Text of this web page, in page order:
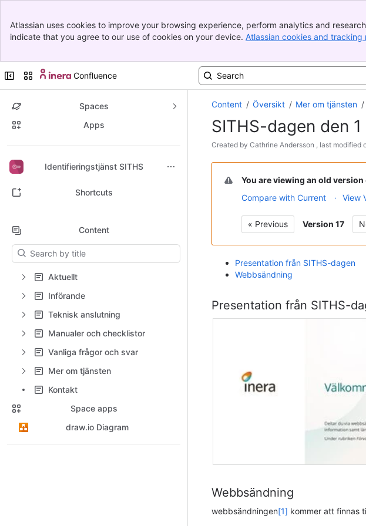
Top Bar
Sidebar
Atlassian uses cookies to improve your browsing experience, perform analytics and
indicate that you agree to our use of cookies on your device. Atlassian cookies and tracking
Collapse sidebar
Switch sites or apps
Confluence
Spaces
Apps
Identifieringstjänst SITHS
Back to top
Shortcuts
Content
Results will update as you type.
Aktuellt
Införande
Teknisk anslutning
Manualer och checklistor
Vanliga frågor och svar
Mer om tjänsten
Kontakt
Space apps
draw.io Diagram
Content Översikt Mer om tjänsten
SITHS-dagen den
Skip
Created by Cathrine Andersson , last modified
Go
metadata
You are viewing an old
Compare with Current
View
« Previous Version 17
Presentation från SITHS-dagen
Webbsändning
Presentation från SITHS-
Webbsändning
webbsändningen[1] kommer att finnas